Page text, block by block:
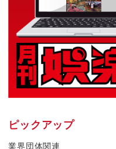
ピックアップ
業界団体関連